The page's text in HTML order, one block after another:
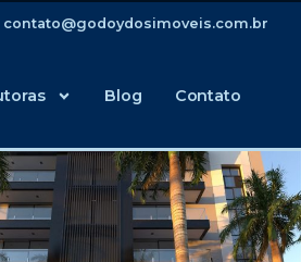
contato@godoydosimoveis.com.br
Blog Contato